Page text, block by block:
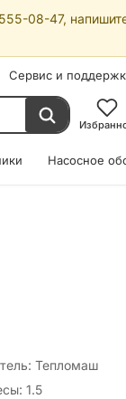
08-47,
Сервис и
Насосное
Тепломаш
1.5